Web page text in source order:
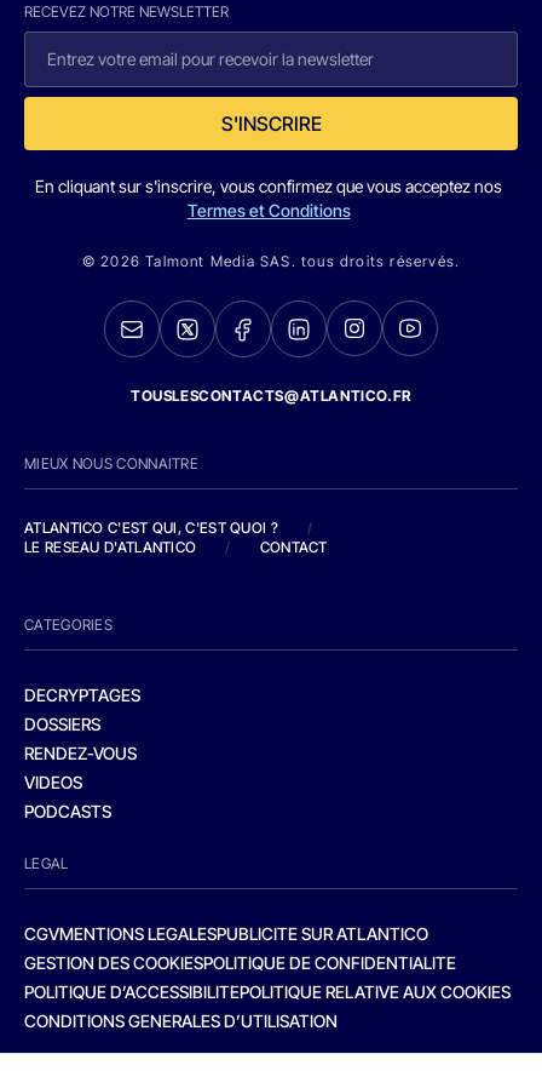
RECEVEZ NOTRE NEWSLETTER
S'INSCRIRE
En cliquant sur s'inscrire, vous confirmez que vous acceptez nos
Termes et Conditions
© 2026 Talmont Media SAS. tous droits réservés.
TOUSLESCONTACTS@ATLANTICO.FR
MIEUX NOUS CONNAITRE
ATLANTICO C'EST QUI, C'EST QUOI ?
/
LE RESEAU D'ATLANTICO
/ CONTACT
CATEGORIES
DECRYPTAGES
DOSSIERS
RENDEZ-VOUS
VIDEOS
PODCASTS
LEGAL
CGVMENTIONS LEGALESPUBLICITE SUR ATLANTICO
GESTION DES COOKIESPOLITIQUE DE CONFIDENTIALITE
POLITIQUE D’ACCESSIBILITEPOLITIQUE RELATIVE AUX COOKIES
CONDITIONS GENERALES D’UTILISATION